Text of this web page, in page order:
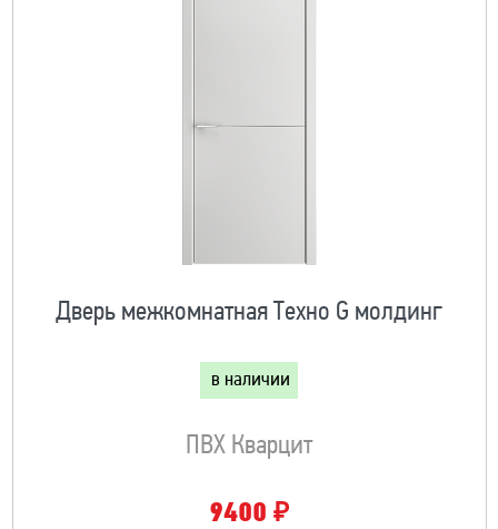
Дверь межкомнатная Техно G молдинг
в наличии
ПВХ Кварцит
9400 ₽